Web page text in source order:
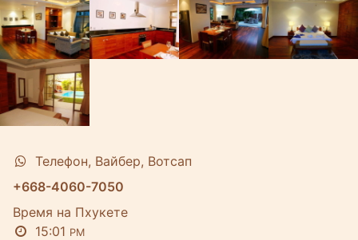
Телефон, Вайбер, Вотсап
+668-4060-7050
Время на Пхукете
15:01 PM